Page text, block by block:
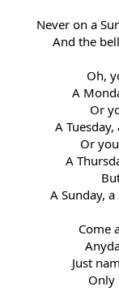
Never on a
And the
Oh,
A
Or
A
Or
A
A Sunday,
Come
Just
Only